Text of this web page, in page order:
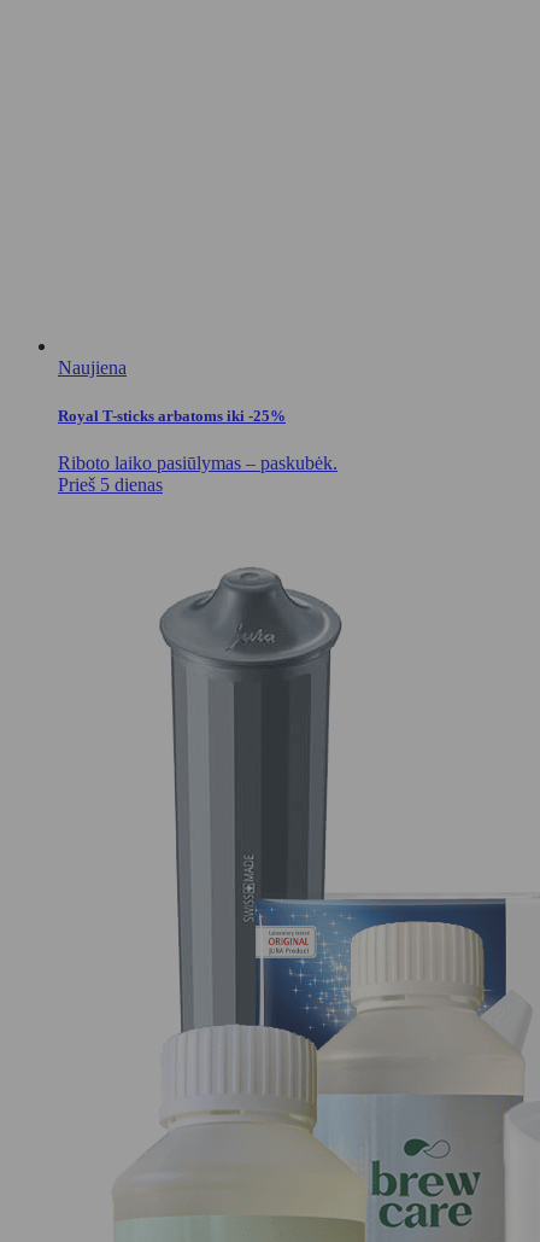
Naujiena
Royal T-sticks arbatoms iki -25%
Riboto laiko pasiūlymas – paskubėk.
Prieš 5 dienas